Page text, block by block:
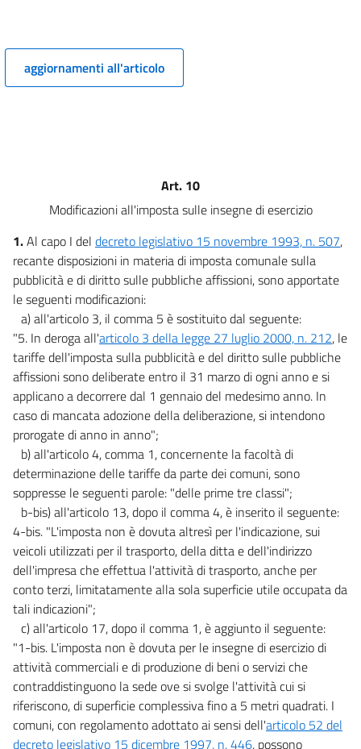
13
14
18
19
20
21
22
23
CAPO II
SPESE DELLE AMMINISTRAZIONI PUBBLICHE
24
25
26
27
CAPO III
PATTO DI STABILITÀ INTERNO PER GLI ENTI PUBBLICI
28
29
30
31
32
33
34
35
36
aggiornamenti all'articolo
Art. 10
Modificazioni all'imposta sulle insegne di esercizio
1.Al capo I del decreto legislativo 15 novembre 1993, n. 507,
recante disposizioni in materia di imposta comunale sulla
pubblicità e di diritto sulle pubbliche affissioni, sono apportate
le seguenti modificazioni:
a) all'articolo 3, il comma 5 è sostituito dal seguente:
"5. In deroga all'articolo 3 della legge 27 luglio 2000, n. 212, le
tariffe dell'imposta sulla pubblicità e del diritto sulle pubbliche
affissioni sono deliberate entro il 31 marzo di ogni anno e si
applicano a decorrere dal 1 gennaio del medesimo anno. In
caso di mancata adozione della deliberazione, si intendono
prorogate di anno in anno";
b) all'articolo 4, comma 1, concernente la facoltà di
determinazione delle tariffe da parte dei comuni, sono
soppresse le seguenti parole: "delle prime tre classi";
b-bis) all'articolo 13, dopo il comma 4, è inserito il seguente:
4-bis. "L'imposta non è dovuta altresì per l'indicazione, sui
veicoli utilizzati per il trasporto, della ditta e dell'indirizzo
dell'impresa che effettua l'attività di trasporto, anche per
conto terzi, limitatamente alla sola superficie utile occupata da
tali indicazioni";
c) all'articolo 17, dopo il comma 1, è aggiunto il seguente:
"1-bis. L'imposta non è dovuta per le insegne di esercizio di
attività commerciali e di produzione di beni o servizi che
contraddistinguono la sede ove si svolge l'attività cui si
riferiscono, di superficie complessiva fino a 5 metri quadrati. I
comuni, con regolamento adottato ai sensi dell'articolo 52 del
decreto legislativo 15 dicembre 1997, n. 446, possono